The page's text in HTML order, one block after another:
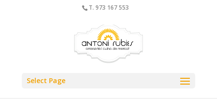
T. 973 167 553
Select Page